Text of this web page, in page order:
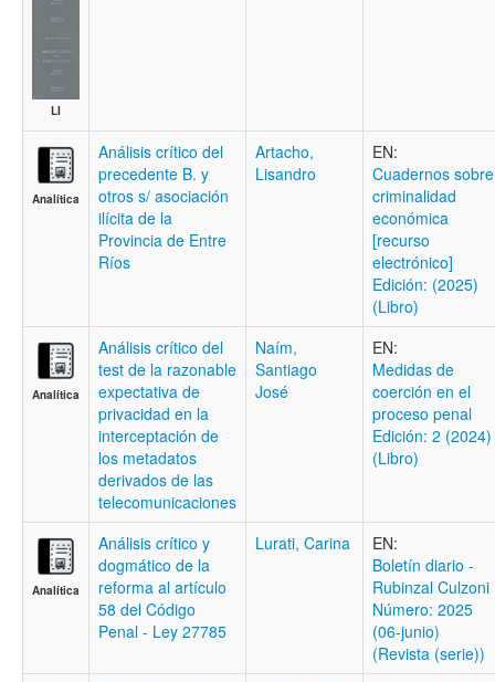
LI
Analítica
Análisis crítico del
precedente B. y
otros s/ asociación
ilícita de la
Provincia de Entre
Ríos
Artacho,
Lisandro
EN:
Cuadernos sobre
criminalidad
económica
[recurso
electrónico]
Edición: (2025)
(Libro)
Analítica
Análisis crítico del
test de la razonable
expectativa de
privacidad en la
interceptación de
los metadatos
derivados de las
telecomunicaciones
Naím,
Santiago
José
EN:
Medidas de
coerción en el
proceso penal
Edición: 2 (2024)
(Libro)
Analítica
Análisis crítico y
dogmático de la
reforma al artículo
58 del Código
Penal - Ley 27785
Lurati, Carina
EN:
Boletí­n diario -
Rubinzal Culzoni
Número: 2025
(06-junio)
(Revista (serie))